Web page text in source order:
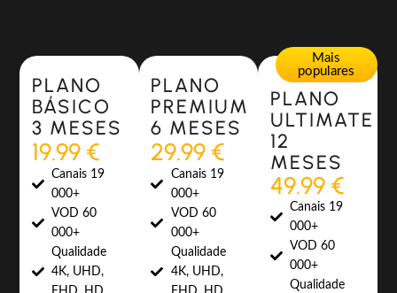
Most Popular
PLANO
BÁSICO
3 MESES
19.99 €
Canais 19
000+
VOD 60
000+
Qualidade
4K, UHD,
Most Popular
PLANO
PREMIUM
6 MESES
29.99 €
Canais 19
000+
VOD 60
000+
Qualidade
4K, UHD,
Mais
populares
PLANO
ULTIMATE
12
MESES
49.99 €
Canais 19
000+
VOD 60
000+
Qualidade